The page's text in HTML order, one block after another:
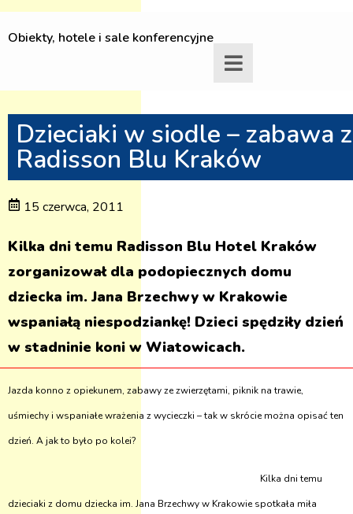
Obiekty, hotele i sale konferencyjne
Dzieciaki w siodle – zabawa z
Radisson Blu Kraków
15 czerwca, 2011
Kilka dni temu Radisson Blu Hotel Kraków
zorganizował dla podopiecznych domu
dziecka im. Jana Brzechwy w Krakowie
wspaniałą niespodziankę! Dzieci spędziły dzień
w stadninie koni w Wiatowicach.
Jazda konno z opiekunem, zabawy ze zwierzętami, piknik na trawie,
uśmiechy i wspaniałe wrażenia z wycieczki – tak w skrócie można opisać ten
dzień. A jak to było po kolei?
Kilka dni temu
dzieciaki z domu dziecka im. Jana Brzechwy w Krakowie spotkała miła